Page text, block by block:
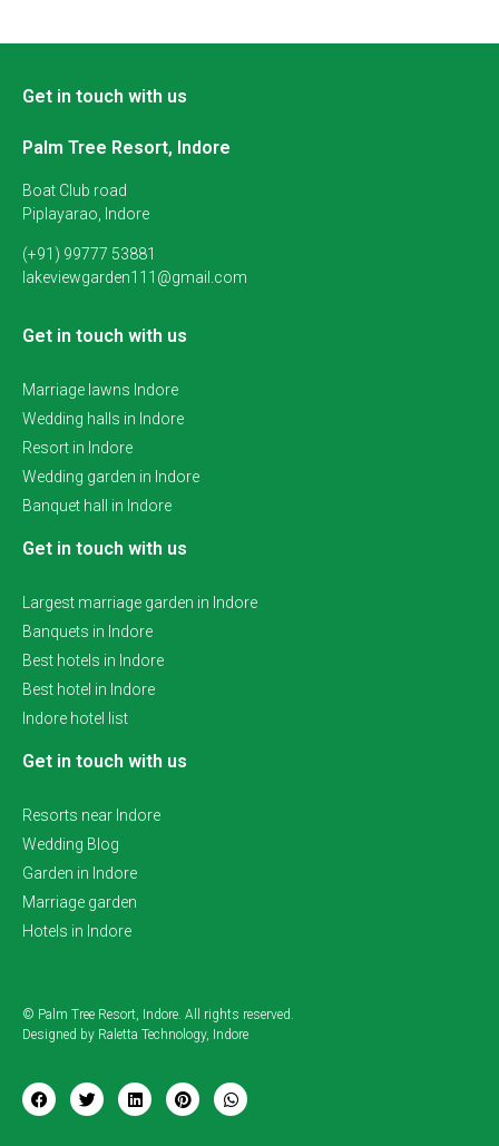
Get in touch with us
Palm Tree Resort, Indore
Boat Club road
Piplayarao, Indore
(+91) 99777 53881
lakeviewgarden111@gmail.com
Get in touch with us
Marriage lawns Indore
Wedding halls in Indore
Resort in Indore
Wedding garden in Indore
Banquet hall in Indore
Get in touch with us
Largest marriage garden in Indore
Banquets in Indore
Best hotels in Indore
Best hotel in Indore
Indore hotel list
Get in touch with us
Resorts near Indore
Wedding Blog
Garden in Indore
Marriage garden
Hotels in Indore
© Palm Tree Resort, Indore. All rights reserved.
Designed by Raletta Technology, Indore